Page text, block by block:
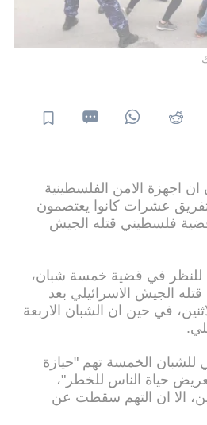
اجهزة الامن الفلسطينية
عشرات كانوا يعتصمون
فلسطيني قتله الجيش
في قضية خمسة شبان،
الجيش الاسرائيلي بعد
في حين ان الشبان الاربعة
للشبان الخمسة تهم "حيازة
حياة الناس للخطر"،
الا ان التهم سقطت عن